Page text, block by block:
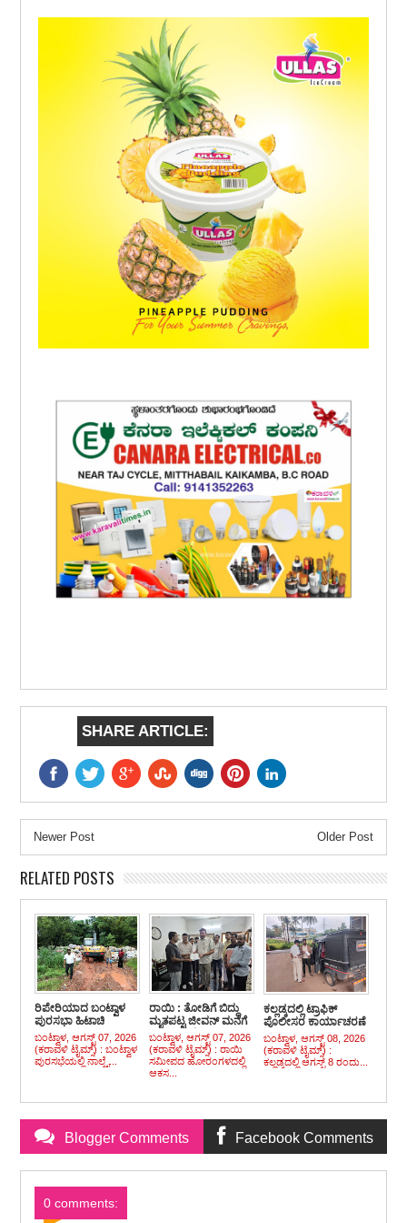
SHARE ARTICLE:
Newer Post Older Post
RELATED POSTS
ರಿಪೇರಿಯಾದ ಬಂಟ್ವಾಳ
ಪುರಸಭಾ ಹಿಟಾಚಿ
ಕಂಚಿನಡ್ಕಪದವಿನಲ್ಲಿ
ಚಾಲೂ
ಬಂಟ್ವಾಳ, ಆಗಸ್ಟ್ 07, 2026
(ಕರಾವಳಿ ಟೈಮ್ಸ್) : ಬಂಟ್ವಾಳ
ಪುರಸಭೆಯಲ್ಲಿ ನಾಲ್ಕೈ...
ರಾಯಿ : ತೋಡಿಗೆ ಬಿದ್ದು
ಮೃತಪಟ್ಟ ಜೀವನ್ ಮನೆಗೆ
ಶಾಸಕ ರಾಜೇಶ್ ನಾಯಕ್
ಭೇಟಿ
ಬಂಟ್ವಾಳ, ಆಗಸ್ಟ್ 07, 2026
(ಕರಾವಳಿ ಟೈಮ್ಸ್) : ರಾಯಿ
ಸಮೀಪದ ಹೋರಂಗಳದಲ್ಲಿ
ಆಕಸ...
ಕಲ್ಲಡ್ಕದಲ್ಲಿ ಟ್ರಾಫಿಕ್
ಪೊಲೀಸರ ಕಾರ್ಯಾಚರಣೆ
: ನಿಯಮ ಮೀರಿ ಶಾಲಾ
ಮಕ್ಕಳ ಸಾಗಾಟ ನಡೆಸುತ್ತಿದ್ದ
ವಾಹನಗಳ ವಿರುದ್ದ
ಪ್ರಕರಣ ದಾಖಲು
ಬಂಟ್ವಾಳ, ಆಗಸ್ಟ್ 08, 2026
(ಕರಾವಳಿ ಟೈಮ್ಸ್) :
ಕಲ್ಲಡ್ಕದಲ್ಲಿ ಆಗಸ್ಟ್ 8 ರಂದು...
Blogger Comments Facebook Comments
0 comments: